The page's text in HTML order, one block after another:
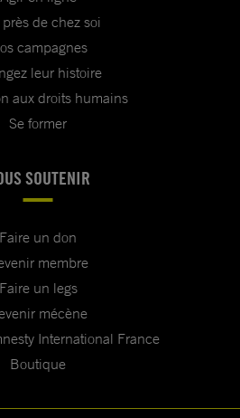
de chez soi
campagnes
leur histoire
aux droits humains
Se former
SOUTENIR
Faire un don
membre
Faire un legs
mécène
International France
Boutique